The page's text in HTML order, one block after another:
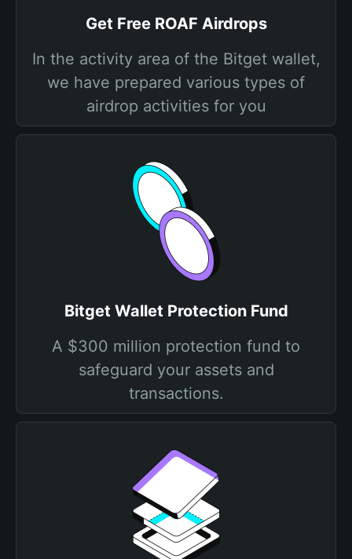
Get Free ROAF Airdrops
In the activity area of the Bitget wallet,
we have prepared various types of
airdrop activities for you
Bitget Wallet Protection Fund
A $300 million protection fund to
safeguard your assets and
transactions.